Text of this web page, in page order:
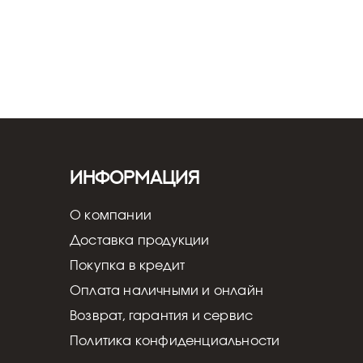
Информация
О компании
Доставка продукции
Покупка в кредит
Оплата наличными и онлайн
Возврат, гарантия и сервис
Политика конфиденциальности